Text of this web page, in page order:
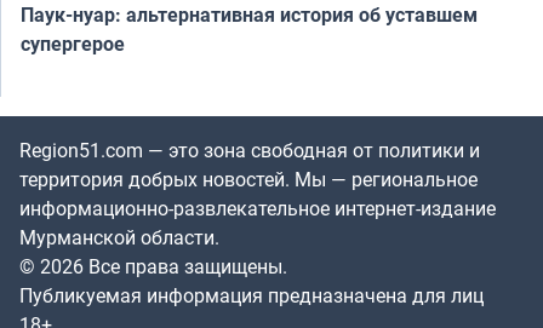
Паук-нуар: альтернативная история об уставшем
супергерое
Region51.com — это зона свободная от политики и
территория добрых новостей. Мы — региональное
информационно-развлекательное интернет-издание
Мурманской области.
© 2026 Все права защищены.
Публикуемая информация предназначена для лиц